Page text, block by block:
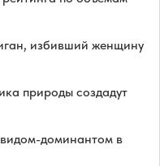
избивший женщину
природы создадут
доминантом в